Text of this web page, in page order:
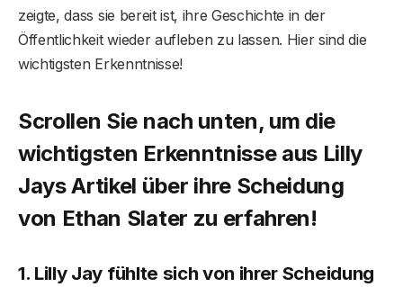
zeigte, dass sie bereit ist, ihre Geschichte in der
Öffentlichkeit wieder aufleben zu lassen. Hier sind die
wichtigsten Erkenntnisse!
Scrollen Sie nach unten, um die
wichtigsten Erkenntnisse aus Lilly
Jays Artikel über ihre Scheidung
von Ethan Slater zu erfahren!
1. Lilly Jay fühlte sich von ihrer Scheidung